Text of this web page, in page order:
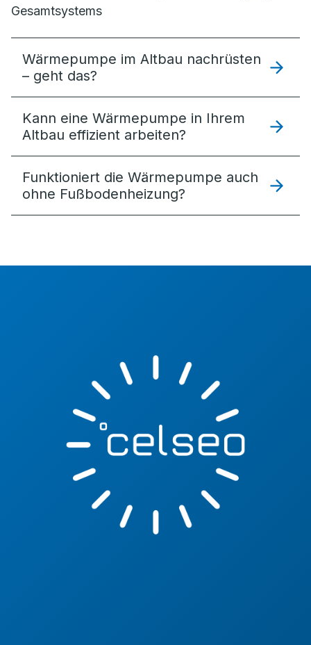
Gesamtsystems
Wärmepumpe im Altbau nachrüsten
– geht das?
Kann eine Wärmepumpe in Ihrem
Altbau effizient arbeiten?
Funktioniert die Wärmepumpe auch
ohne Fußbodenheizung?